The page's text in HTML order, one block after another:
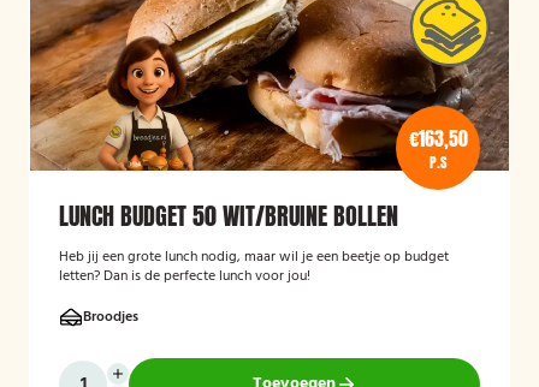
€163,50
P.S
LUNCH BUDGET 50 WIT/BRUINE BOLLEN
Heb jij een grote lunch nodig, maar wil je een beetje op budget
letten? Dan is de perfecte lunch voor jou!
Broodjes